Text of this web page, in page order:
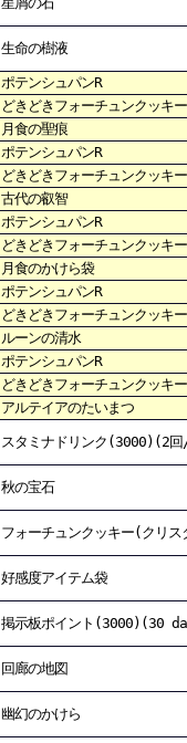
生命の樹液
ポテンシュパンR
どきどきフォーチュンクッキー
月食の聖痕
ポテンシュパンR
どきどきフォーチュンクッキー
古代の叡智
ポテンシュパンR
どきどきフォーチュンクッキー
月食のかけら袋
ポテンシュパンR
どきどきフォーチュンクッキー
ルーンの清水
ポテンシュパンR
どきどきフォーチュンクッキー
アルテイアのたいまつ
スタミナドリンク(3000)(2
秋の宝石
フォーチュンクッキー(クリス
好感度アイテム袋
掲示板ポイント(3000)(30
回廊の地図
幽幻のかけら